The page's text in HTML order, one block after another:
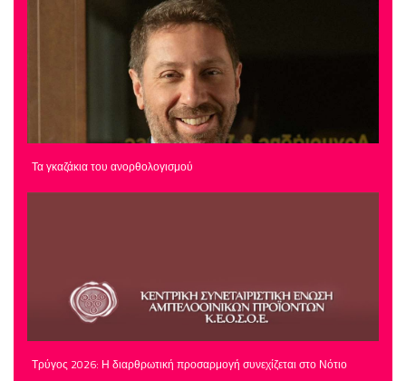
Τα γκαζάκια του ανορθολογισμού
Τρύγος 2026: Η διαρθρωτική προσαρμογή συνεχίζεται στο Νότιο